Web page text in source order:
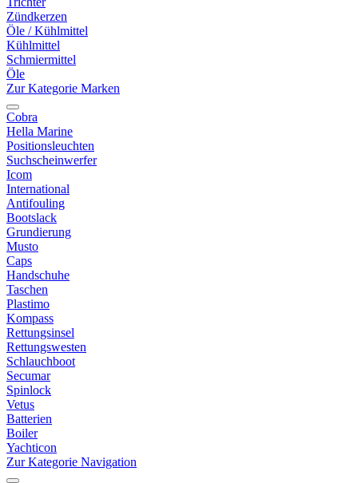
Zündkerzen
Öle / Kühlmittel
Kühlmittel
Schmiermittel
Öle
Zur Kategorie Marken
Cobra
Hella Marine
Positionsleuchten
Suchscheinwerfer
Icom
International
Antifouling
Bootslack
Grundierung
Musto
Caps
Handschuhe
Taschen
Plastimo
Kompass
Rettungsinsel
Rettungswesten
Schlauchboot
Secumar
Spinlock
Vetus
Batterien
Boiler
Yachticon
Zur Kategorie Navigation